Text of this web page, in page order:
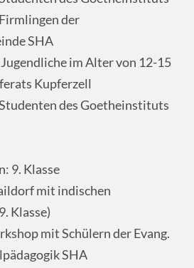
der
SHA
im Alter von 12-15
Kupferzell
des Goetheinstituts
9. Klasse
mit indischen
Klasse)
mit Schülern der Evang.
SHA